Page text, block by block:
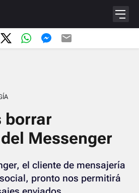
borrar
Messenger
el cliente de mensajería
pronto nos permitirá